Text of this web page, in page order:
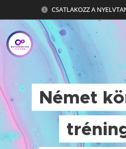
CSATLAKOZZ A
Német